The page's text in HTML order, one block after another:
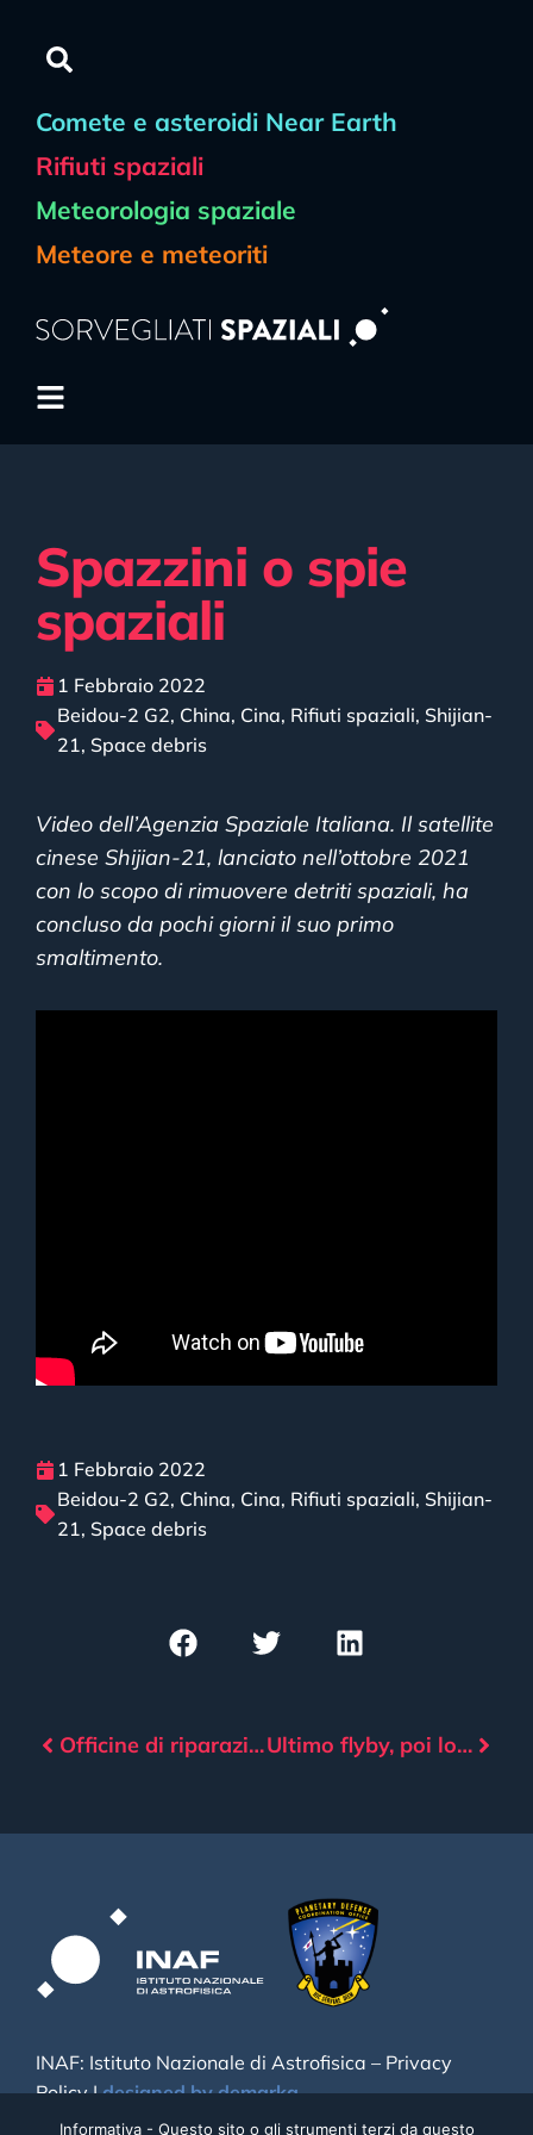
Comete e asteroidi Near Earth
Rifiuti spaziali
Meteorologia spaziale
Meteore e meteoriti
Spazzini o spie
spaziali
1 Febbraio 2022
Beidou-2 G2, China, Cina, Rifiuti spaziali, Shijian-
21, Space debris
Video dell’Agenzia Spaziale Italiana. Il satellite
cinese Shijian-21, lanciato nell’ottobre 2021
con lo scopo di rimuovere detriti spaziali, ha
concluso da pochi giorni il suo primo
smaltimento.
1 Febbraio 2022
Beidou-2 G2, China, Cina, Rifiuti spaziali, Shijian-
21, Space debris
Officine di riparazione nello spazio Ultimo flyby, poi lo schianto sulla Luna
INAF: Istituto Nazionale di Astrofisica – Privacy
Policy|designed by demarka
Informativa - Questo sito o gli strumenti terzi da questo